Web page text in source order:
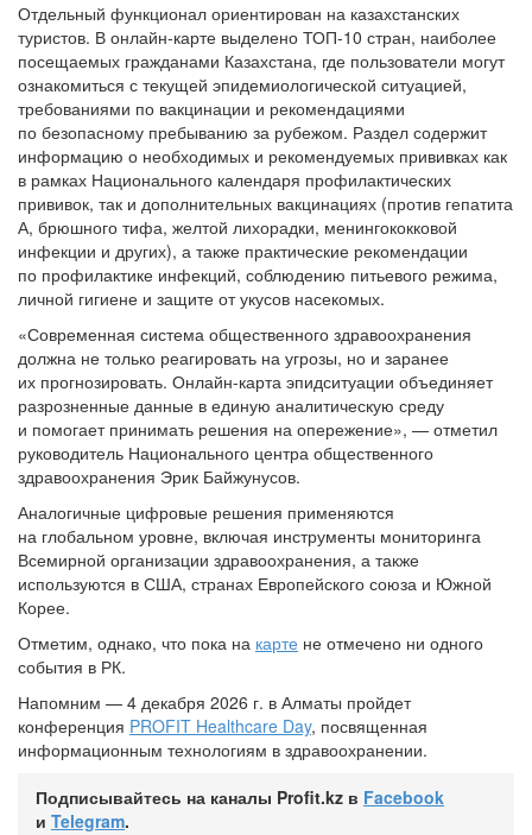
Отдельный функционал ориентирован на казахстанских
туристов. В онлайн-карте выделено ТОП-10 стран, наиболее
посещаемых гражданами Казахстана, где пользователи могут
ознакомиться с текущей эпидемиологической ситуацией,
требованиями по вакцинации и рекомендациями
по безопасному пребыванию за рубежом. Раздел содержит
информацию о необходимых и рекомендуемых прививках как
в рамках Национального календаря профилактических
прививок, так и дополнительных вакцинациях (против гепатита
А, брюшного тифа, желтой лихорадки, менингококковой
инфекции и других), а также практические рекомендации
по профилактике инфекций, соблюдению питьевого режима,
личной гигиене и защите от укусов насекомых.
«Современная система общественного здравоохранения
должна не только реагировать на угрозы, но и заранее
их прогнозировать. Онлайн-карта эпидситуации объединяет
разрозненные данные в единую аналитическую среду
и помогает принимать решения на опережение», — отметил
руководитель Национального центра общественного
здравоохранения Эрик Байжунусов.
Аналогичные цифровые решения применяются
на глобальном уровне, включая инструменты мониторинга
Всемирной организации здравоохранения, а также
используются в США, странах Европейского союза и Южной
Корее.
Отметим, однако, что пока на карте не отмечено ни одного
события в РК.
Напомним — 4 декабря 2026 г. в Алматы пройдет
конференция PROFIT Healthcare Day, посвященная
информационным технологиям в здравоохранении.
Подписывайтесь на каналы Profit.kz в Facebook
и Telegram.